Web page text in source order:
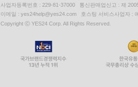
사업자등록번호 : 229-81-37000 통신판매업신고 : 제
이메일 : yes24help@yes24.com 호스팅 서비스사업자 :
Copyright ⓒ YES24 Corp. All Rights Reserved.